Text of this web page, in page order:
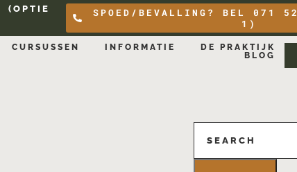
(OPTIE
SPOED/BEVALLING? BEL 071
1)
CURSUSSEN INFORMATIE
DE PRAKTIJK
BLOG